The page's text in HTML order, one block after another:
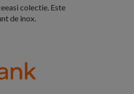
colectie. Este
de inox.